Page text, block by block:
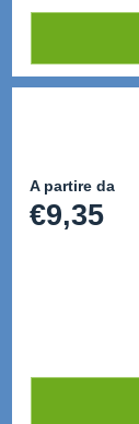
A partire da
€9,35